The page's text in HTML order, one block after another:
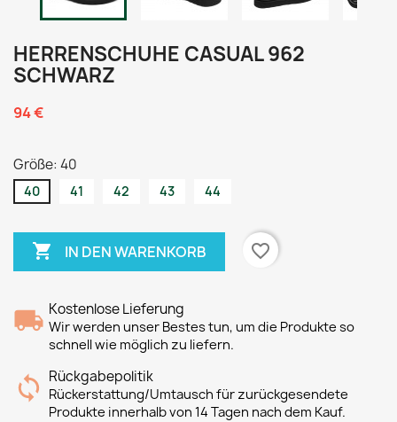
HERRENSCHUHE CASUAL 962
SCHWARZ
94 €
Größe: 40
40 41 42 43 44
 IN DEN WARENKORB favorite_border
Kostenlose Lieferung
Wir werden unser Bestes tun, um die Produkte so
schnell wie möglich zu liefern.
Rückgabepolitik
Rückerstattung/Umtausch für zurückgesendete
Produkte innerhalb von 14 Tagen nach dem Kauf.